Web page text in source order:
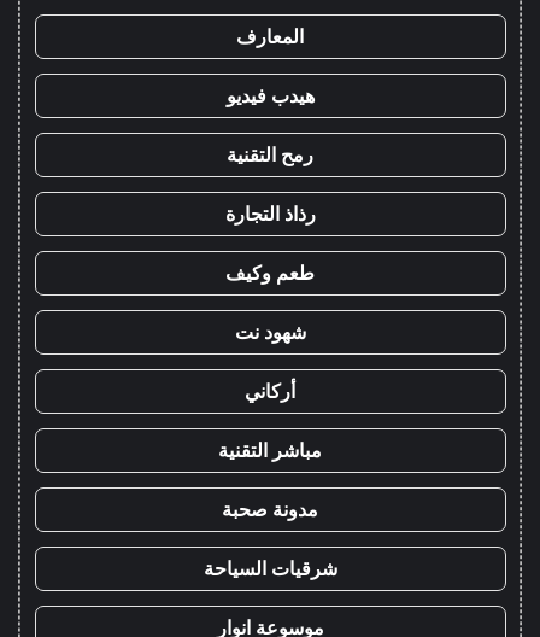
المعارف
هيدب فيديو
رمح التقنية
رذاذ التجارة
طعم وكيف
شهود نت
أركاني
مباشر التقنية
مدونة صحبة
شرقيات السياحة
موسوعة انوار